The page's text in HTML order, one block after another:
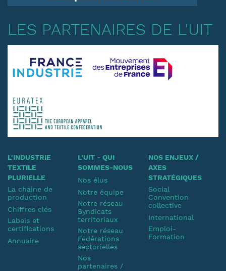
LES PARTENAIRES DE L'UIT
L'INDUSTRIE
TEXTILE
PLURIELLE
La chaine de
production
Chiffres clés
Labels et
certifications
Annuaire
L'UIT - QUI
SOMMES-NOUS
Nos élus
Notre équipe
Notre réseau
Syndicats
territoriaux
Notre réseau
Fédérations
sectorielles
Nos
partenaires /
NOS ENJEUX /
AXES
STRATÉGIQUES
Social
Convention
collective
International
Emploi-
Formation